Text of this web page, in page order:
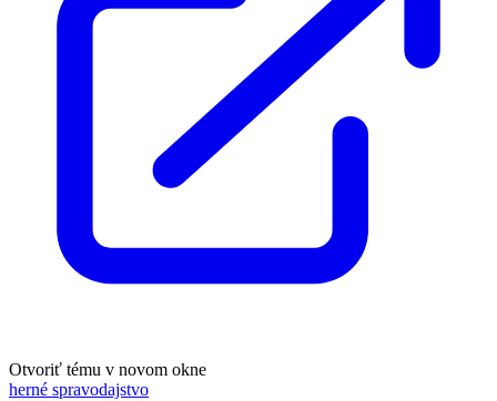
Otvoriť tému v novom okne
herné spravodajstvo